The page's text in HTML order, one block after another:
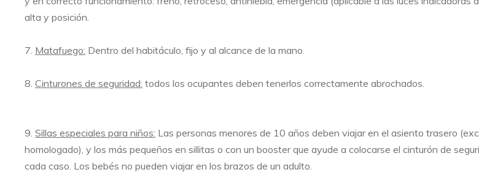
alta y posición.
7. Matafuego: Dentro del habitáculo, fijo y al alcance de la mano.
8. Cinturones de seguridad: todos los ocupantes deben tenerlos correctamente abrochados.
9. Sillas especiales para niños: Las personas menores de 10 años deben viajar en el asiento trasero
homologado), y los más pequeños en sillitas o con un booster que ayude a colocarse el cinturón de
cada caso. Los bebés no pueden viajar en los brazos de un adulto.